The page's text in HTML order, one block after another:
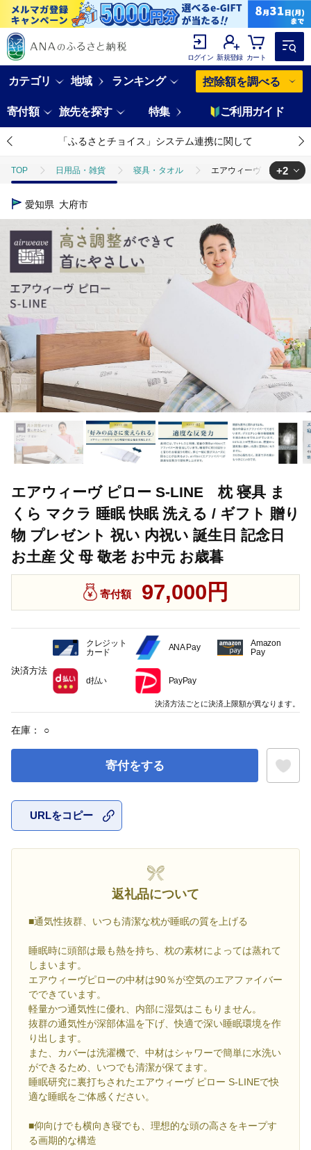
ログイン 新規登録 カート
カテゴリ 地域 ランキング 控除額を調べる
寄付額 旅先を探す 特集 ご利用ガイド
「ふるさとチョイス」システム連携に関して
TOP 日用品・雑貨 寝具・タオル エアウィーヴ ピロー S-
TOP
+2
愛知県 大府市
エアウィーヴ ピロー S-LINE 枕 寝具 ま
くら マクラ 睡眠 快眠 洗える / ギフト 贈り
物 プレゼント 祝い 内祝い 誕生日 記念日
お土産 父 母 敬老 お中元 お歳暮
寄付額 97,000円
在庫： ○
寄付をする
URLをコピー
返礼品について
■通気性抜群、いつも清潔な枕が睡眠の質を上げる
睡眠時に頭部は最も熱を持ち、枕の素材によっては蒸れて
しまいます。
エアウィーヴピローの中材は90％が空気のエアファイバー
でできています。
軽量かつ通気性に優れ、内部に湿気はこもりません。
抜群の通気性が深部体温を下げ、快適で深い睡眠環境を作
り出します。
また、カバーは洗濯機で、中材はシャワーで簡単に水洗い
ができるため、いつでも清潔が保てます。
睡眠研究に裏打ちされたエアウィーヴ ピロー S-LINEで快
適な睡眠をご体感ください。
■仰向けでも横向き寝でも、理想的な頭の高さをキープす
る画期的な構造
決済方法
クレジット
カード
ANA Pay
Amazon
Pay
d払い PayPay
決済方法ごとに決済上限額が異なります。